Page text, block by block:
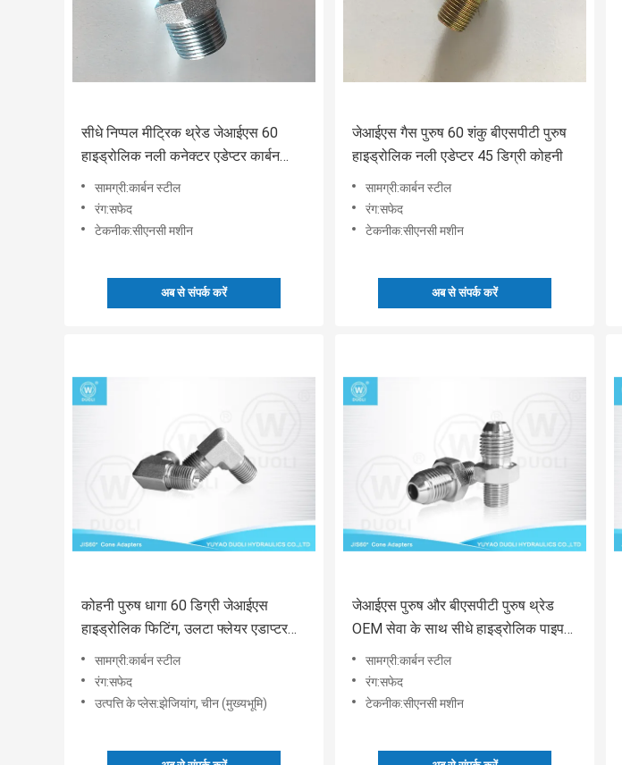
सीधे निप्पल मीट्रिक थ्रेड जेआईएस 60
हाइड्रोलिक नली कनेक्टर एडेप्टर कार्बन
सामग्री:कार्बन स्टील
रंग:सफेद
टेकनीक:सीएनसी मशीन
अब से संपर्क करें
जेआईएस गैस पुरुष 60 शंकु बीएसपीटी पुरुष
हाइड्रोलिक नली एडेप्टर 45 डिग्री कोहनी
सामग्री:कार्बन स्टील
रंग:सफेद
टेकनीक:सीएनसी मशीन
अब से संपर्क करें
कोहनी पुरुष धागा 60 डिग्री जेआईएस
हाइड्रोलिक फिटिंग, उलटा फ्लेयर एडाप्टर
सामग्री:कार्बन स्टील
रंग:सफेद
उत्पत्ति के प्लेस:झेजियांग, चीन (मुख्यभूमि)
जेआईएस पुरुष और बीएसपीटी पुरुष थ्रेड
OEM सेवा के साथ सीधे हाइड्रोलिक पाइप
सामग्री:कार्बन स्टील
रंग:सफेद
टेकनीक:सीएनसी मशीन